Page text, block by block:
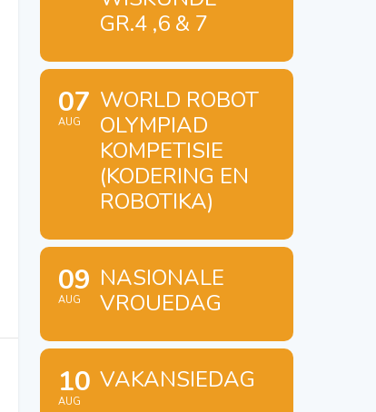
GR.4 ,6 & 7
07
AUG
WORLD ROBOT
OLYMPIAD
KOMPETISIE
(KODERING EN
ROBOTIKA)
09
AUG
NASIONALE
VROUEDAG
10
AUG
VAKANSIEDAG